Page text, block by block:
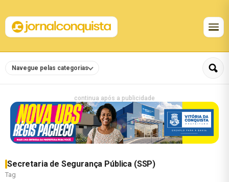
Navegue pelas categorias
continua após a publicidade
Secretaria de Segurança Pública (SSP)
Tag